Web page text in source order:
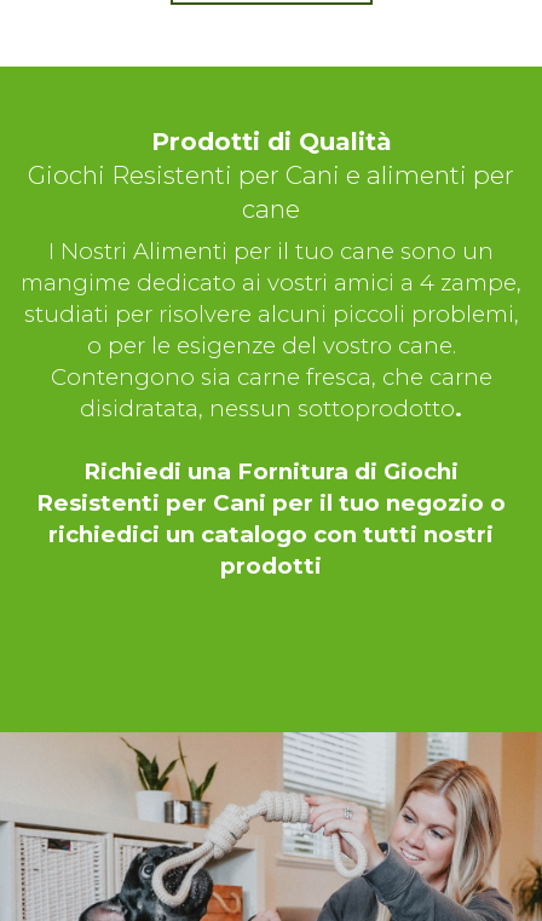
Prodotti di Qualità
Giochi Resistenti per Cani e alimenti per
cane
I Nostri Alimenti per il tuo cane sono un
mangime dedicato ai vostri amici a 4 zampe,
studiati per risolvere alcuni piccoli problemi,
o per le esigenze del vostro cane.
Contengono sia carne fresca, che carne
disidratata, nessun sottoprodotto.
Richiedi una Fornitura di Giochi
Resistenti per Cani per il tuo negozio o
richiedici un catalogo con tutti nostri
prodotti